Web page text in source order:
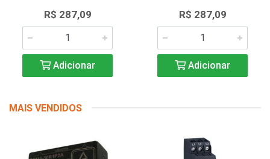
R$ 287,09
Adicionar
R$ 287,09
Adicionar
MAIS VENDIDOS